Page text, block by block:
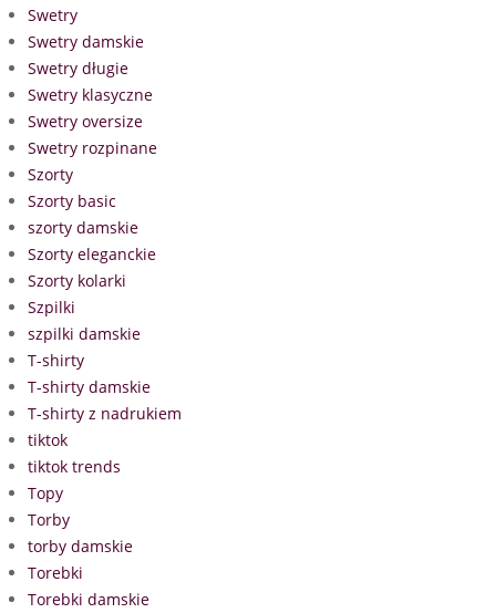
Swetry
Swetry damskie
Swetry długie
Swetry klasyczne
Swetry oversize
Swetry rozpinane
Szorty
Szorty basic
szorty damskie
Szorty eleganckie
Szorty kolarki
Szpilki
szpilki damskie
T-shirty
T-shirty damskie
T-shirty z nadrukiem
tiktok
tiktok trends
Topy
Torby
torby damskie
Torebki
Torebki damskie